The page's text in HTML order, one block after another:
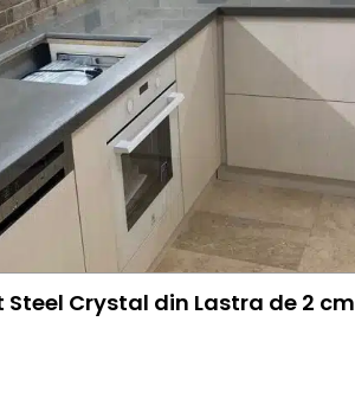
Crystal din Lastra de 2 cm